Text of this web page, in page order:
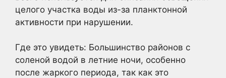
целого участка воды из-за планктонной
активности при нарушении.
Где это увидеть: Большинство районов с
соленой водой в летние ночи, особенно
после жаркого периода, так как это